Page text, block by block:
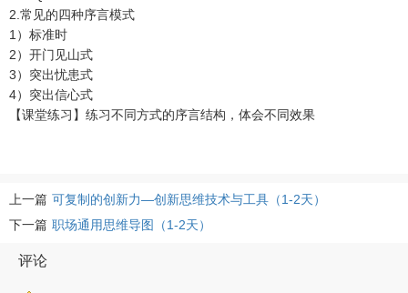
2.常见的四种序言模式
1）标准时
2）开门见山式
3）突出忧患式
4）突出信心式
【课堂练习】练习不同方式的序言结构，体会不同效果
上一篇 可复制的创新力—创新思维技术与工具（1-2天）
下一篇 职场通用思维导图（1-2天）
评论